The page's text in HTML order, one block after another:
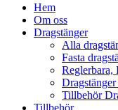
Hem
Om oss
Dragstänger
Alla
Fasta
Reglerbara,
Tillbehör
Tillbehör